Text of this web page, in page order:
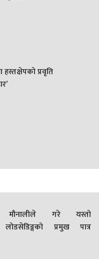
प्रवृति
मौनालीले गरे यस्तो
प्रमुख पात्र